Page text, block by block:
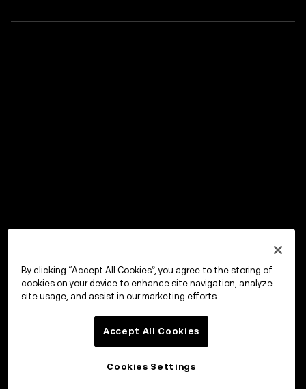
By clicking “Accept All Cookies”, you agree to the storing of
cookies on your device to enhance site navigation, analyze
site usage, and assist in our marketing efforts.
Accept All Cookies
Cookies Settings